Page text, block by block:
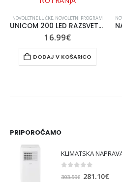
NOVOLETNE LUČKE, NOVOLETNI PROGRAM
UNICOM 200 LED RAZSVETLJAVA, 10 M, MULTICOLOR, ZUNANJA IN NOTRANJA
16.99€
DODAJ V KOŠARICO
PRIPOROČAMO
303.59€ Izvirna
281.10€